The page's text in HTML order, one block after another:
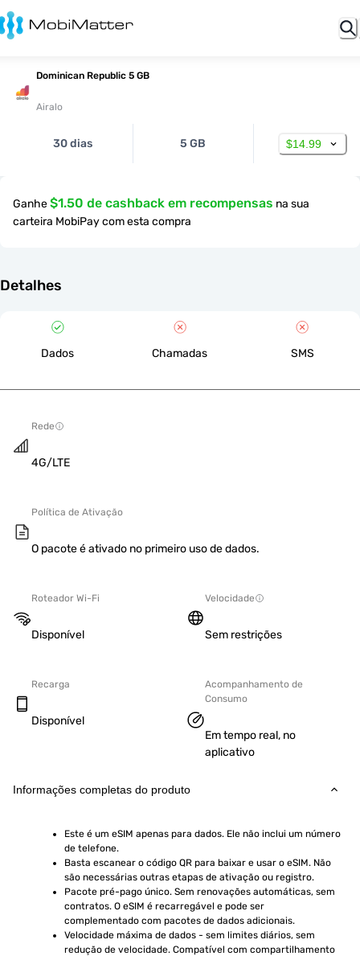
Dominican Republic 5 GB
Airalo
30 dias 5 GB $14.99
Ganhe$1.50 de cashback em recompensas na sua
carteira MobiPay com esta compra
Detalhes
Dados Chamadas SMS
Rede
4G/LTE
Política de Ativação
O pacote é ativado no primeiro uso de dados.
Roteador Wi-Fi
Disponível
Velocidade
Sem restrições
Recarga
Disponível
Acompanhamento de
Consumo
Em tempo real, no
aplicativo
Informações completas do produto
Este é um eSIM apenas para dados. Ele não inclui um número
de telefone.
Basta escanear o código QR para baixar e usar o eSIM. Não
são necessárias outras etapas de ativação ou registro.
Pacote pré-pago único. Sem renovações automáticas, sem
contratos. O eSIM é recarregável e pode ser
complementado com pacotes de dados adicionais.
Velocidade máxima de dados - sem limites diários, sem
redução de velocidade. Compatível com compartilhamento